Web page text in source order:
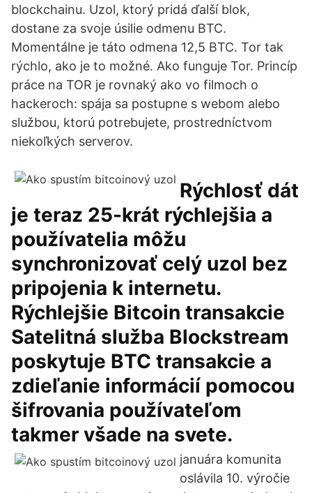
blockchainu. Uzol, ktorý pridá ďalší blok,
dostane za svoje úsilie odmenu BTC.
Momentálne je táto odmena 12,5 BTC. Tor tak
rýchlo, ako je to možné. Ako funguje Tor. Princíp
práce na TOR je rovnaký ako vo filmoch o
hackeroch: spája sa postupne s webom alebo
službou, ktorú potrebujete, prostredníctvom
niekoľkých serverov.
Rýchlosť dát
je teraz 25-krát rýchlejšia a
používatelia môžu
synchronizovať celý uzol bez
pripojenia k internetu.
Rýchlejšie Bitcoin transakcie
Satelitná služba Blockstream
poskytuje BTC transakcie a
zdieľanie informácií pomocou
šifrovania používateľom
takmer všade na svete.
januára komunita
oslávila 10. výročie